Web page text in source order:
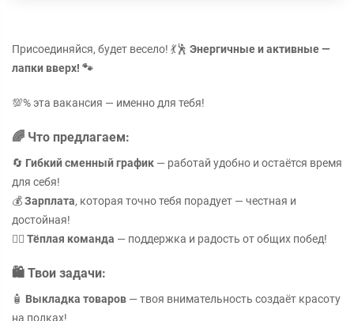
Присоединяйся, будет весело! 💃🕺 Энергичные и активные —
лапки вверх! 🐾
💯% эта вакансия — именно для тебя!
🌈 Что предлагаем:
🔄 Гибкий сменный график — работай удобно и остаётся время
для себя!
💰Зарплата, которая точно тебя порадует — честная и
достойная!
👯‍♀️ Тёплая команда — поддержка и радость от общих побед!
🛍️ Твои задачи:
🧴 Выкладка товаров — твоя внимательность создаёт красоту
на полках!